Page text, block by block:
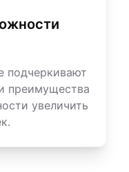
подчеркивают
преимущества
увеличить